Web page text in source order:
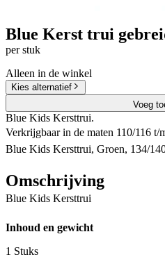
Blue Kerst trui
per stuk
Alleen in de winkel
Kies alternatief
Voeg
Blue Kids Kersttrui.
Verkrijgbaar in de maten 110/116 t/
Blue Kids Kersttrui, Groen, 134/
Omschrijving
Blue Kids Kersttrui
Inhoud en gewicht
1 Stuks